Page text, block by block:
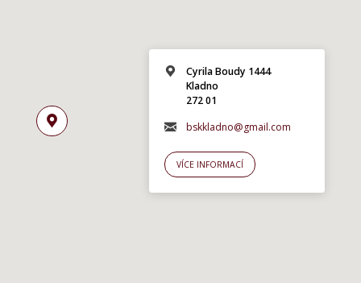
Cyrila Boudy 1444
Kladno
272 01
bskkladno@gmail.com
VÍCE INFORMACÍ